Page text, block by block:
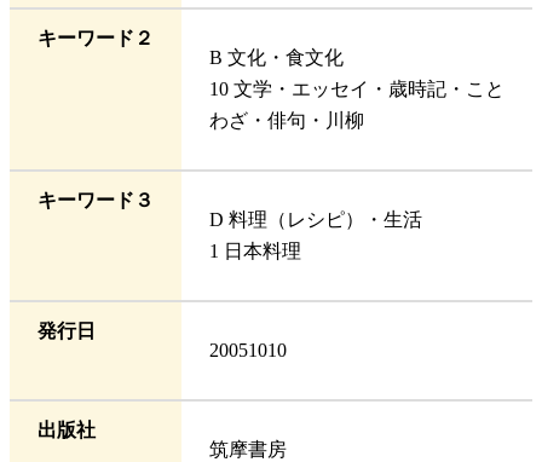
キーワード２
B 文化・食文化
10 文学・エッセイ・歳時記・こと
わざ・俳句・川柳
キーワード３
D 料理（レシピ）・生活
1 日本料理
発行日
20051010
出版社
筑摩書房